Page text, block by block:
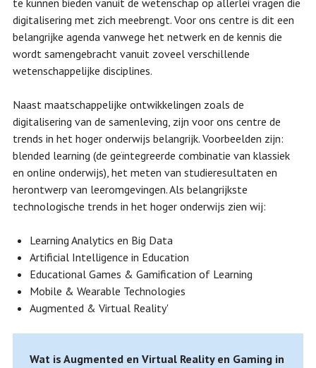
te kunnen bieden vanuit de wetenschap op allerlei vragen die
digitalisering met zich meebrengt. Voor ons centre is dit een
belangrijke agenda vanwege het netwerk en de kennis die
wordt samengebracht vanuit zoveel verschillende
wetenschappelijke disciplines.
Naast maatschappelijke ontwikkelingen zoals de
digitalisering van de samenleving, zijn voor ons centre de
trends in het hoger onderwijs belangrijk. Voorbeelden zijn:
blended learning (de geïntegreerde combinatie van klassiek
en online onderwijs), het meten van studieresultaten en
herontwerp van leeromgevingen. Als belangrijkste
technologische trends in het hoger onderwijs zien wij:
Learning Analytics en Big Data
Artificial Intelligence in Education
Educational Games & Gamification of Learning
Mobile & Wearable Technologies
Augmented & Virtual Reality'
Wat is Augmented en Virtual Reality en Gaming in